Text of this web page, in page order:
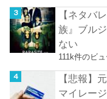
【ネタバ
族』ブル
ない
111k件のビュ
【悲報】
マイレー